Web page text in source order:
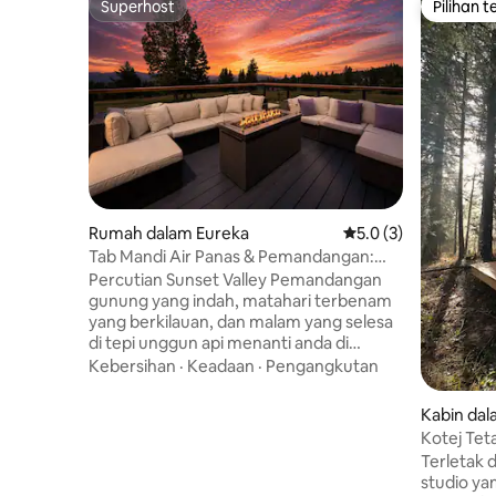
Superhost
Superhost
Rumah dalam Eureka Penarafan purata
5.0 (3)
Tab Mandi Air Panas & Pemandangan:
'Percutian Sunset Valley'
Percutian Sunset Valley Pemandangan
gunung yang indah, matahari terbenam
yang berkilauan, dan malam yang selesa
di tepi unggun api menanti anda di
Sunset Valley Retreat. Rumah tetamu 2
Kebersihan · Keadaan · Pengangkutan
Pilihan
Pilihan
Kabin
Kotej
Terletak
studio